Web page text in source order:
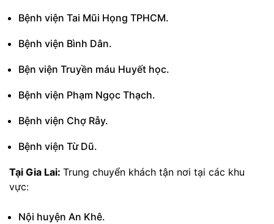
Bệnh viện Tai Mũi Họng TPHCM.
Bệnh viện Bình Dân.
Bện viện Truyền máu Huyết học.
Bệnh viện Phạm Ngọc Thạch.
Bệnh viện Chợ Rẫy.
Bệnh viện Từ Dũ.
Tại Gia Lai: Trung chuyển khách tận nơi tại các khu
vực:
Nội huyện An Khê.